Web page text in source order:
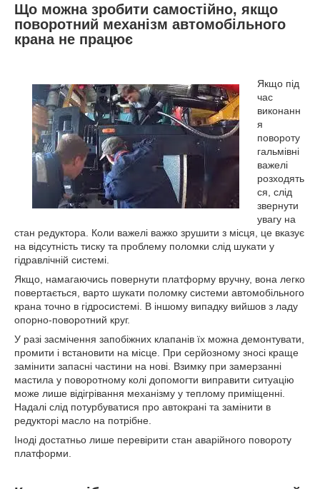
Що можна зробити самостійно, якщо
поворотний механізм автомобільного
крана не працює
Якщо під
час
виконанн
я
повороту
гальмівні
важелі
розходять
ся, слід
звернути
увагу на
стан редуктора. Коли важелі важко зрушити з місця, це вказує
на відсутність тиску та проблему поломки слід шукати у
гідравлічній системі.
Якщо, намагаючись повернути платформу вручну, вона легко
повертається, варто шукати поломку системи автомобільного
крана точно в гідросистемі. В іншому випадку вийшов з ладу
опорно-поворотний круг.
У разі засмічення запобіжних клапанів їх можна демонтувати,
промити і встановити на місце. При серйозному зносі краще
замінити запасні частини на нові. Взимку при замерзанні
мастила у поворотному колі допомогти виправити ситуацію
може лише відігрівання механізму у теплому приміщенні.
Надалі слід потурбуватися про автокрані та замінити в
редукторі масло на потрібне.
Іноді достатньо лише перевірити стан аварійного повороту
платформи.